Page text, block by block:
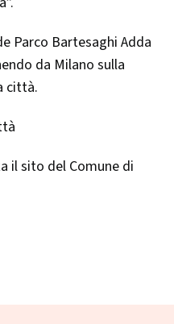
Parco Bartesaghi Adda
da Milano sulla
città.
il sito del Comune di